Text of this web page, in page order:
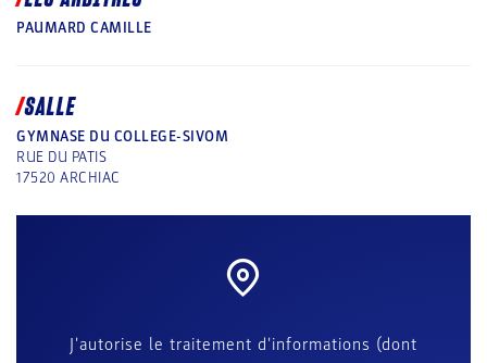
PAUMARD CAMILLE
SALLE
GYMNASE DU COLLEGE-SIVOM
RUE DU PATIS
17520 ARCHIAC
J'autorise le traitement d'informations (dont